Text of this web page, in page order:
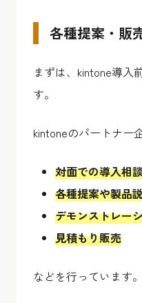
各種提案・販
まずは、kintone導入
す。
kintoneのパートナー
対面での導入相
各種提案や製品
デモンストレー
見積もり販売
などを行っています。